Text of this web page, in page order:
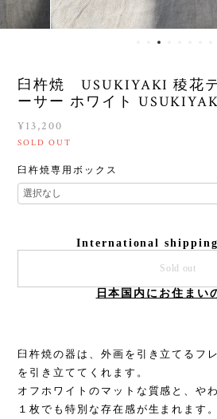
臼杵焼 USUKIYAKI 稜花
ーサー ホワイト
¥13,200
SOLD OUT
臼杵焼専用ボックス
International
Sold out
日本国内にお住まい
臼杵焼の器は、外画を引き立てるフ
を引き立ててくれます。
オフホワイトのマットな質感と、や
１枚でも特別な存在感が生まれます。